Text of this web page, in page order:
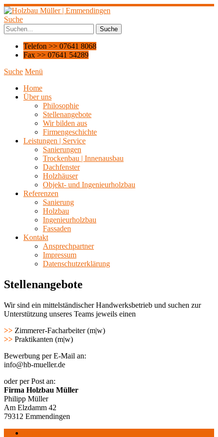
Suche
Telefon >> 07641 8068
Fax >> 07641 54289
Suche Menü
Home
Über uns
Philosophie
Stellenangebote
Wir bilden aus
Firmengeschichte
Leistungen | Service
Sanierungen
Trockenbau | Innenausbau
Dachfenster
Holzhäuser
Objekt- und Ingenieurholzbau
Referenzen
Sanierung
Holzbau
Ingenieurholzbau
Fassaden
Kontakt
Ansprechpartner
Impressum
Datenschutzerklärung
Stellenangebote
Wir sind ein mittelständischer Handwerksbetrieb und suchen zur
Unterstützung unseres Teams jeweils einen
>> Zimmerer-Facharbeiter (m|w)
>> Praktikanten (m|w)
Bewerbung per E-Mail an:
info@hb-mueller.de
oder per Post an:
Firma Holzbau Müller
Philipp Müller
Am Elzdamm 42
79312 Emmendingen